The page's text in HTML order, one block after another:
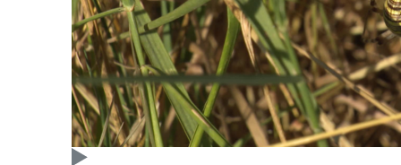
ce week-end: “Une moto a été
flashée à 121 km/h sur l’avenue de
Tervuren”